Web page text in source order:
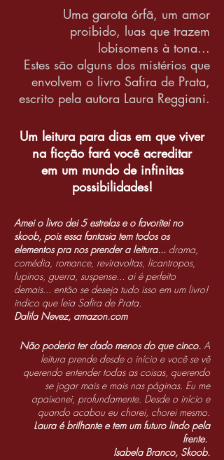
Uma garota órfã, um amor
proibido, luas que trazem
lobisomens à tona...
Estes são alguns dos mistérios que
envolvem o livro Safira de Prata,
escrito pela autora Laura Reggiani.
Um leitura para dias em que viver
na ficção fará você acreditar
em um mundo de infinitas
possibilidades!
Amei o livro dei 5 estrelas e o favoritei no
skoob, pois essa fantasia tem todos os
elementos pra nos prender a leitura... drama,
comédia, romance, reviravoltas, licantropos,
lupinos, guerra, suspense... ai é perfeito
demais... então se deseja tudo isso em um livro!
indico que leia Safira de Prata.
Dalila Nevez, amazon.com
Não poderia ter dado menos do que cinco. A
leitura prende desde o início e você se vê
querendo entender todas as coisas, querendo
se jogar mais e mais nas páginas. Eu me
apaixonei, profundamente. Desde o início e
quando acabou eu chorei, chorei mesmo.
Laura é brilhante e tem um futuro lindo pela
frente.
Isabela Branco, Skoob.